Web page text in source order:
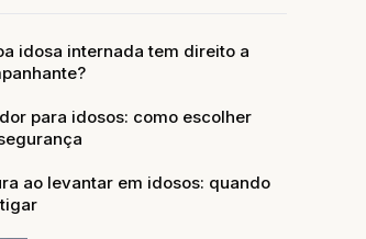
idosa internada tem direito a
para idosos: como escolher
ao levantar em idosos: quando